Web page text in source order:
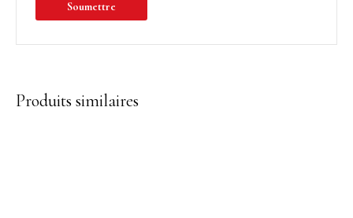
Produits similaires